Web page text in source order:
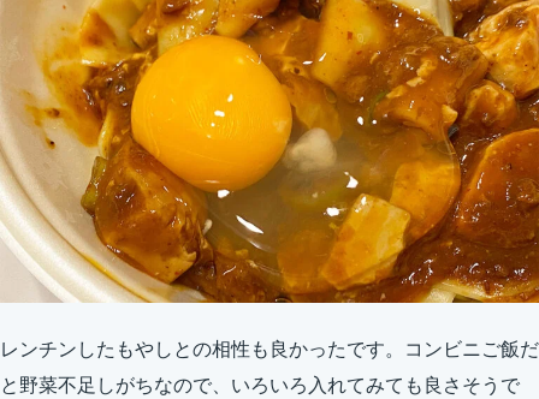
レンチンしたもやしとの相性も良かったです。コンビニご飯だ
と野菜不足しがちなので、いろいろ入れてみても良さそうで